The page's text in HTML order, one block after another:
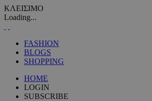
ΚΛΕΙΣΙΜΟ
Loading...
FASHION
BLOGS
SHOPPING
HOME
LOGIN
SUBSCRIBE